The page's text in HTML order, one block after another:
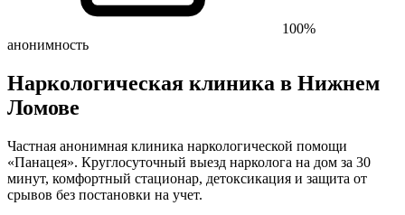
100%
анонимность
Наркологическая клиника в Нижнем
Ломове
Частная анонимная клиника наркологической помощи
«Панацея». Круглосуточный выезд нарколога на дом за 30
минут, комфортный стационар, детоксикация и защита от
срывов без постановки на учет.